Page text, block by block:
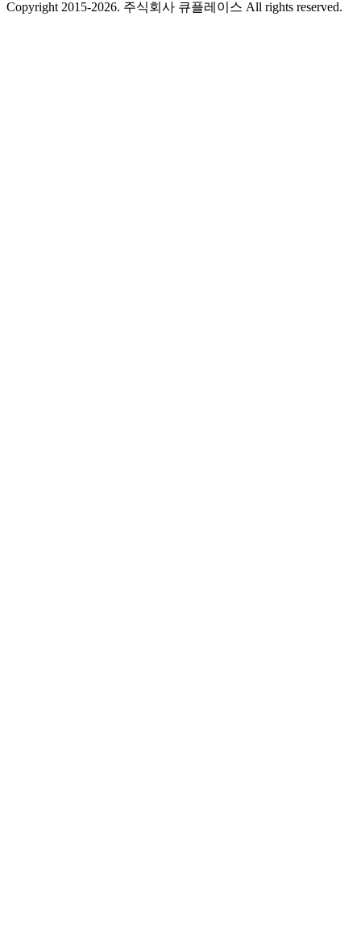
Copyright 2015-2026. 주식회사 큐플레이스 All rights reserved.